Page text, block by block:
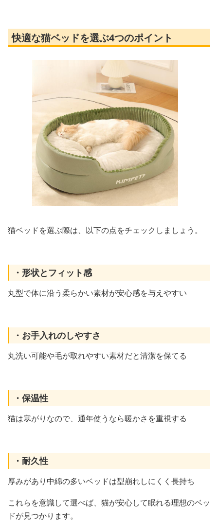
快適な猫ベッドを選ぶ4つのポイント
猫ベッドを選ぶ際は、以下の点をチェックしましょう。
・形状とフィット感
丸型で体に沿う柔らかい素材が安心感を与えやすい
・お手入れのしやすさ
丸洗い可能や毛が取れやすい素材だと清潔を保てる
・保温性
猫は寒がりなので、通年使うなら暖かさを重視する
・耐久性
厚みがあり中綿の多いベッドは型崩れしにくく長持ち
これらを意識して選べば、猫が安心して眠れる理想のベッ
ドが見つかります。